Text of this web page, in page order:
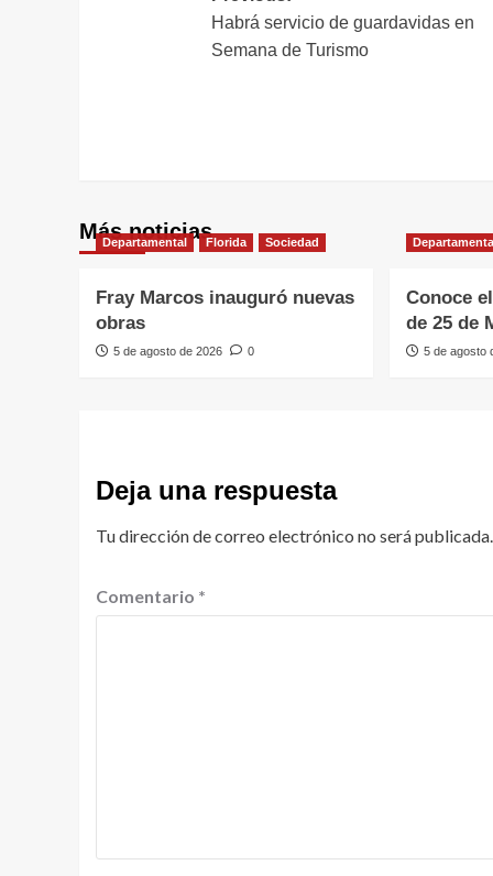
de
Habrá servicio de guardavidas en
Semana de Turismo
Más noticias
Departamental Florida Sociedad
Fray Marcos inauguró nuevas
obras
5 de agosto de 2026 0
Conoce
de 25 de
5 de agosto
Deja una respuesta
Tu dirección de correo electrónico no será publicada.
Comentario *